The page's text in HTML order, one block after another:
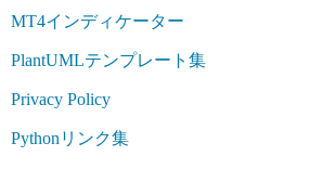
MT4インディケーター
PlantUMLテンプレート集
Privacy Policy
Pythonリンク集